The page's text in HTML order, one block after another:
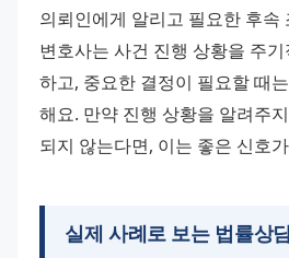
의뢰인에게 알리고 필요한 후속
변호사는 사건 진행 상황을 주
하고, 중요한 결정이 필요할 때
해요. 만약 진행 상황을 알려주
되지 않는다면, 이는 좋은 신호
실제 사례로 보는 법률상